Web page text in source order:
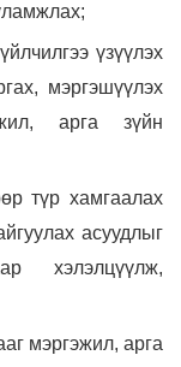
үзүүлэх
мэргэшүүлэх
арга зүйн
түр хамгаалах
асуудлыг
хэлэлцүүлж,
мэргэжил, арга